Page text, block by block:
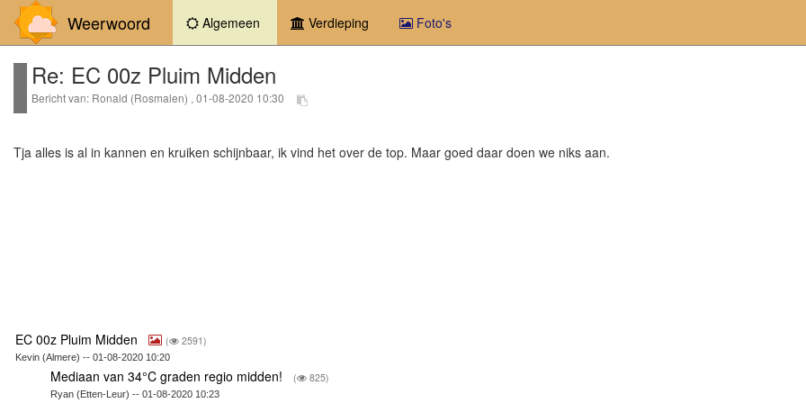
Weerwoord Algemeen (current)Verdieping Foto's
Re: EC 00z Pluim Midden
Bericht van: Ronald (Rosmalen) , 01-08-2020 10:30
Tja alles is al in kannen en kruiken schijnbaar, ik vind het over de top. Maar goed daar doen we niks aan.
EC 00z Pluim Midden ( 2591)
Kevin (Almere) -- 01-08-2020 10:20
Mediaan van 34°C graden regio midden! ( 825)
Ryan (Etten-Leur) -- 01-08-2020 10:23